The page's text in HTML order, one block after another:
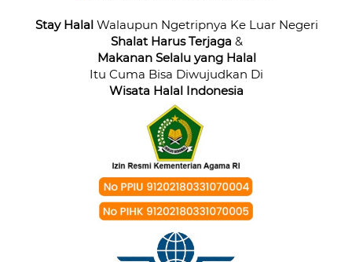
Stay Halal
Shalat Harus Terjaga &
Makanan Selalu yang Halal
Itu Cuma Bisa Diwujudkan Di
Wisata Halal Indonesia